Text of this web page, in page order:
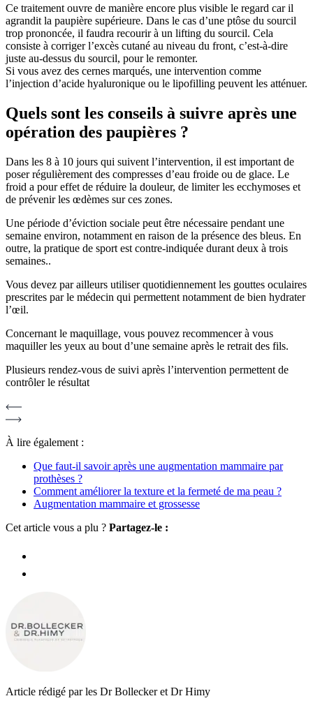
Ce traitement ouvre de manière encore plus visible le regard car il
agrandit la paupière supérieure. Dans le cas d’une ptôse du sourcil
trop prononcée, il faudra recourir à un lifting du sourcil. Cela
consiste à corriger l’excès cutané au niveau du front, c’est-à-dire
juste au-dessus du sourcil, pour le remonter.
Si vous avez des cernes marqués, une intervention comme
l’injection d’acide hyaluronique ou le lipofilling peuvent les atténuer.
Quels sont les conseils à suivre après une
opération des paupières ?
Dans les 8 à 10 jours qui suivent l’intervention, il est important de
poser régulièrement des compresses d’eau froide ou de glace. Le
froid a pour effet de réduire la douleur, de limiter les ecchymoses et
de prévenir les œdèmes sur ces zones.
Une période d’éviction sociale peut être nécessaire pendant une
semaine environ, notamment en raison de la présence des bleus. En
outre, la pratique de sport est contre-indiquée durant deux à trois
semaines..
Vous devez par ailleurs utiliser quotidiennement les gouttes oculaires
prescrites par le médecin qui permettent notamment de bien hydrater
l’œil.
Concernant le maquillage, vous pouvez recommencer à vous
maquiller les yeux au bout d’une semaine après le retrait des fils.
Plusieurs rendez-vous de suivi après l’intervention permettent de
contrôler le résultat
À lire également :
Que faut-il savoir après une augmentation mammaire par
prothèses ?
Comment améliorer la texture et la fermeté de ma peau ?
Augmentation mammaire et grossesse
Cet article vous a plu ? Partagez-le :
Article rédigé par les Dr Bollecker et Dr Himy